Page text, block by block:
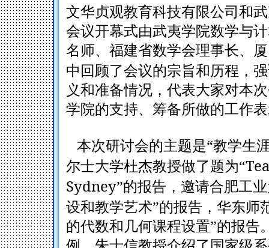
文华贞观教育科技有限公司和
会议开幕式由武夷学院数学与
名师、福建省数学会理事长、
中回顾了会议的宗旨和历程，
义和准备情况，代表大家对本
学院的支持、筹备所做的工作
本次研讨会的主题是“教学生
尔士大学杜杰教授做了题为“
Sydney”的报告，邀请合肥工
设和教学艺术”的报告，华东师
的代数和几何课程设置”的报告